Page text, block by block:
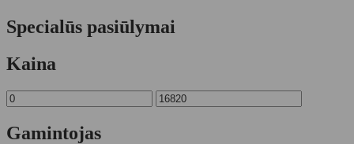
Specialūs pasiūlymai
Kaina
Gamintojas